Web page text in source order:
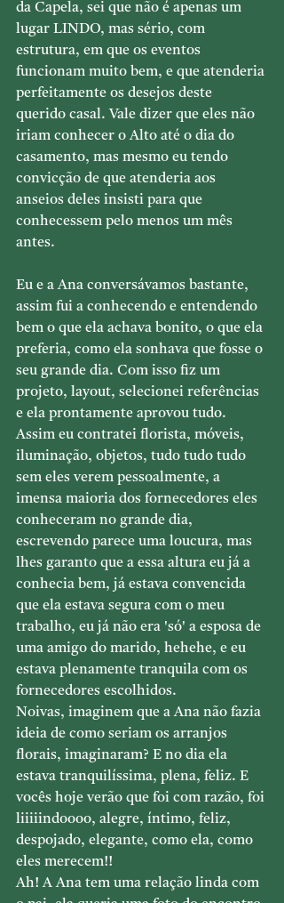
da Capela, sei que não é apenas um
lugar LINDO, mas sério, com
estrutura, em que os eventos
funcionam muito bem, e que atenderia
perfeitamente os desejos deste
querido casal. Vale dizer que eles não
iriam conhecer o Alto até o dia do
casamento, mas mesmo eu tendo
convicção de que atenderia aos
anseios deles insisti para que
conhecessem pelo menos um mês
antes.
Eu e a Ana conversávamos bastante,
assim fui a conhecendo e entendendo
bem o que ela achava bonito, o que ela
preferia, como ela sonhava que fosse o
seu grande dia. Com isso fiz um
projeto, layout, selecionei referências
e ela prontamente aprovou tudo.
Assim eu contratei florista, móveis,
iluminação, objetos, tudo tudo tudo
sem eles verem pessoalmente, a
imensa maioria dos fornecedores eles
conheceram no grande dia,
escrevendo parece uma loucura, mas
lhes garanto que a essa altura eu já a
conhecia bem, já estava convencida
que ela estava segura com o meu
trabalho, eu já não era 'só' a esposa de
uma amigo do marido, hehehe, e eu
estava plenamente tranquila com os
fornecedores escolhidos.
Noivas, imaginem que a Ana não fazia
ideia de como seriam os arranjos
florais, imaginaram? E no dia ela
estava tranquilíssima, plena, feliz. E
vocês hoje verão que foi com razão, foi
liiiiindoooo, alegre, íntimo, feliz,
despojado, elegante, como ela, como
eles merecem!!
Ah! A Ana tem uma relação linda com